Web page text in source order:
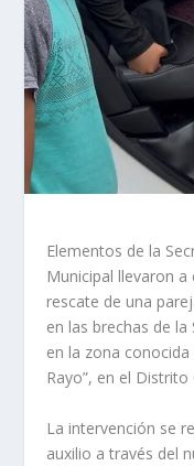
Elementos de la
Municipal llevaron
rescate de una
en las brechas de la
en la zona
Rayo”, en el Distrito
La intervención se
auxilio a través del